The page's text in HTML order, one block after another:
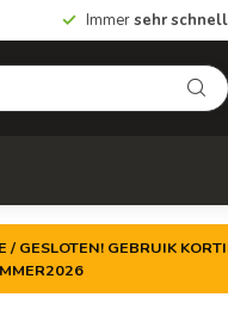
Immersehr
GESLOTEN! GEBRUIK